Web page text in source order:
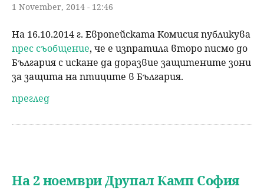
1 November, 2014 - 12:46
На 16.10.2014 г. Европейската Комисия публикува
прес съобщение, че е изпратила второ писмо до
България с искане да доразвие защитените зони
за защита на птиците в България.
преглед
На 2 ноември Друпал Камп София